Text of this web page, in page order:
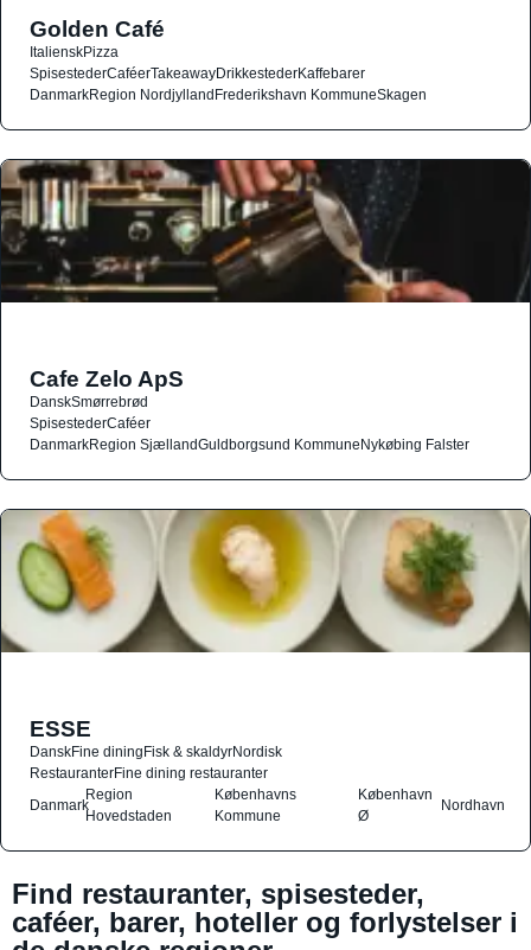
Golden Café
ItalienskPizza
SpisestederCaféerTakeawayDrikkestederKaffebarer
DanmarkRegion NordjyllandFrederikshavn KommuneSkagen
Cafe Zelo ApS
DanskSmørrebrød
SpisestederCaféer
DanmarkRegion SjællandGuldborgsund KommuneNykøbing Falster
ESSE
DanskFine diningFisk & skaldyrNordisk
RestauranterFine dining restauranter
Danmark
Region
Hovedstaden
Københavns
Kommune
København
Ø
Nordhavn
Find restauranter, spisesteder,
caféer, barer, hoteller og forlystelser i